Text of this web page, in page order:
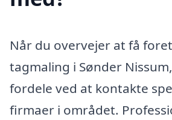
Når du overvejer at få
tagmaling i Sønder
fordele ved at kontakte
firmaer i området.